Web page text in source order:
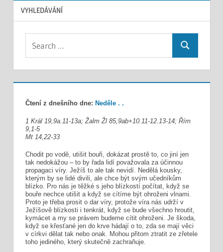
VYHLEDÁVÁNÍ
Search
Čtení z dnešního dne: Neděle . .
1 Král 19,9a.11-13a; Žalm Žl 85,9ab+10.11-12.13-14; Řím
9,1-5
Mt 14,22-33
Chodit po vodě, utišit bouři, dokázat prostě to, co jiní jen
tak nedokážou – to by řada lidí považovala za účinnou
propagaci víry. Ježíš to ale tak nevidí. Nedělá kousky,
kterým by se lidé divili, ale chce být svým učedníkům
blízko. Pro nás je těžké s jeho blízkostí počítat, když se
bouře nechce utišit a když se cítíme být ohroženi vlnami.
Proto je třeba prosit o dar víry, protože víra nás udrží v
Ježíšově blízkosti i tenkrát, když se bude všechno hroutit,
kymácet a my se právem budeme cítit ohroženi. Je škoda,
když se křesťané jen do krve hádají o to, zda se mají věci
v církvi dělat tak nebo onak. Mohou přitom ztratit ze zřetele
toho jediného, který skutečně zachraňuje.